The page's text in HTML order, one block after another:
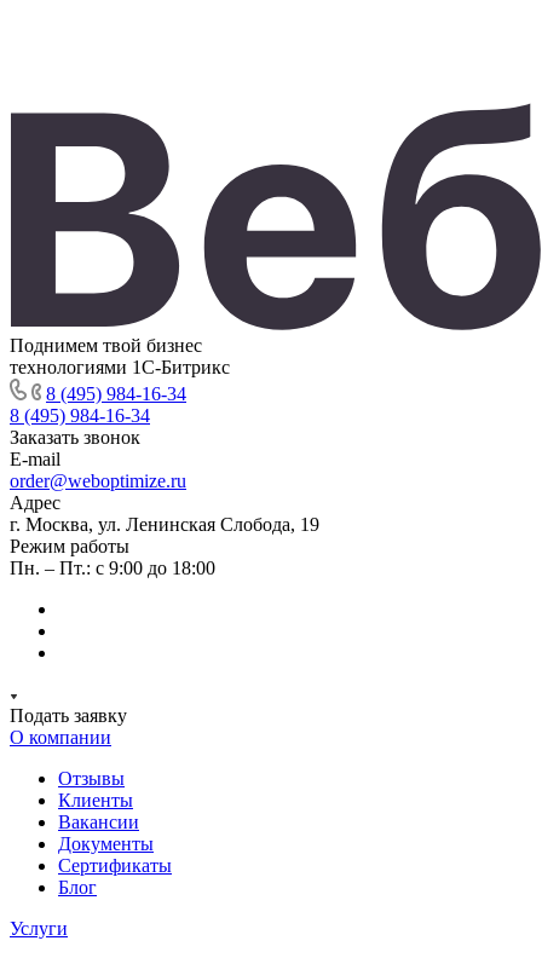
Поднимем твой бизнес
технологиями 1С-Битрикс
8 (495) 984-16-34
8 (495) 984-16-34
Заказать звонок
E-mail
order@weboptimize.ru
Адрес
г. Москва, ул. Ленинская Слобода, 19
Режим работы
Пн. – Пт.: с 9:00 до 18:00
Подать заявку
О компании
Отзывы
Клиенты
Вакансии
Документы
Сертификаты
Блог
Услуги